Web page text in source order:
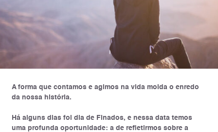
A forma que contamos e agimos na vida molda o enredo
da nossa história.
Há alguns dias foi dia de Finados, e nessa data temos
uma profunda oportunidade: a de refletirmos sobre a